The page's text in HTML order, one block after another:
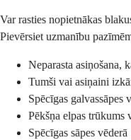
Var rasties nopietnākas
Pievērsiet uzmanību
Neparasta asiņošana,
Tumši vai asiņaini
Spēcīgas galvassāpes
Pēkšņa elpas trūkums
Spēcīgas sāpes vēderā